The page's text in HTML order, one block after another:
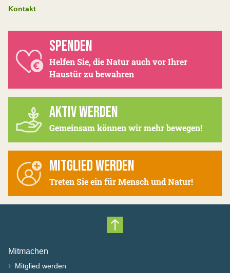
Kontakt
SPENDEN
Helfen Sie, die Natur auch vor Ihrer
Haustür zu bewahren
AKTIV WERDEN
Gemeinsam können wir mehr bewegen!
MITGLIED WERDEN
Treten Sie ein für Mensch und Natur!
Nach oben scrollen
Mitmachen
› Mitglied werden